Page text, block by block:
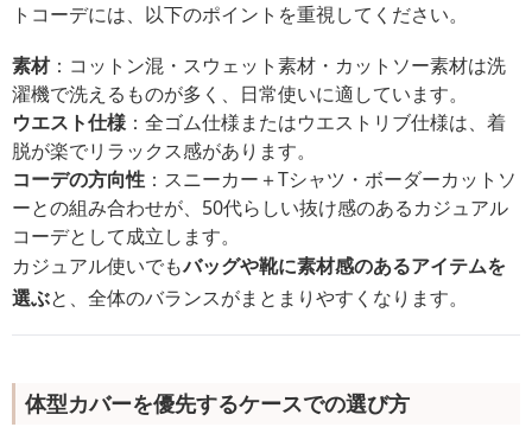
トコーデには、以下のポイントを重視してください。
素材：コットン混・スウェット素材・カットソー素材は洗
濯機で洗えるものが多く、日常使いに適しています。
ウエスト仕様：全ゴム仕様またはウエストリブ仕様は、着
脱が楽でリラックス感があります。
コーデの方向性 ：スニーカー＋Tシャツ・ボーダーカットソ
ーとの組み合わせが、50代らしい抜け感のあるカジュアル
コーデとして成立します。
カジュアル使いでもバッグや靴に素材感のあるアイテムを
選ぶと、全体のバランスがまとまりやすくなります。
体型カバーを優先するケースでの選び方